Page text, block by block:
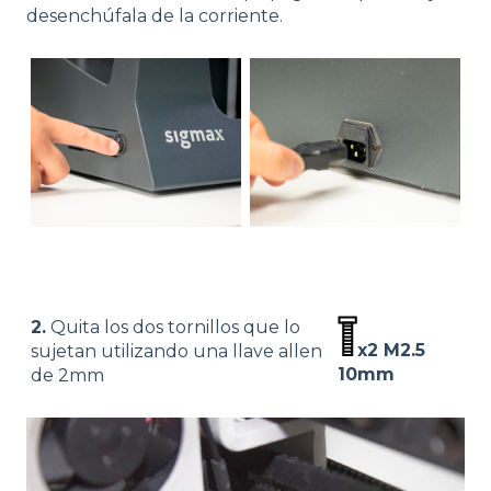
desenchúfala de la corriente.
2. Quita los dos tornillos que lo
sujetan utilizando una llave allen
de 2mm
x2 M2.5
10mm